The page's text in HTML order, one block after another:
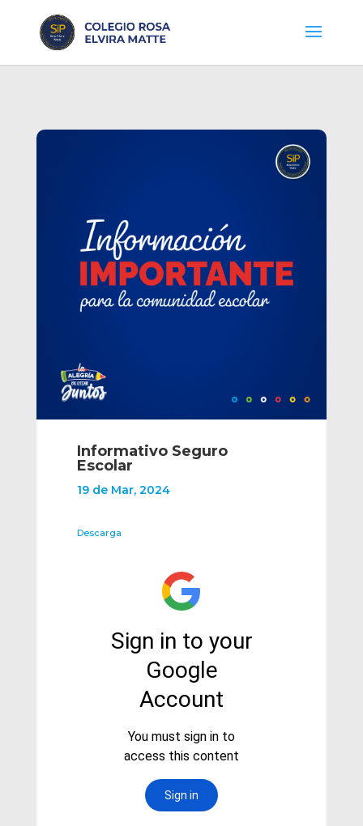
Informativo Seguro
Escolar
19 de Mar, 2024
Descarga